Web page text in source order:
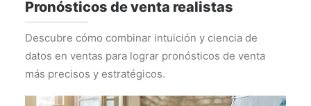
Pronósticos de venta realistas
Descubre cómo combinar intuición y ciencia de
datos en ventas para lograr pronósticos de venta
más precisos y estratégicos.